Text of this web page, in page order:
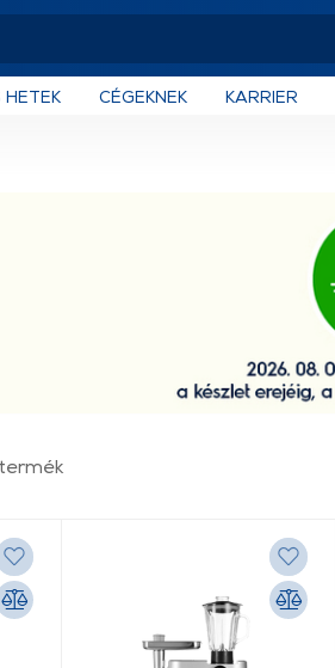
HETEK CÉGEKNEK KARRIER